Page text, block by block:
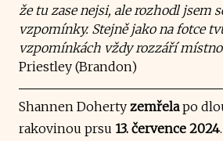
že tu zase nejsi, ale rozhodl jsem
vzpomínky. Stejně jako na fotce
vzpomínkách vždy rozzáří
Priestley (Brandon)
Shannen Doherty zemřelapo
rakovinou prsu 13. července 2024